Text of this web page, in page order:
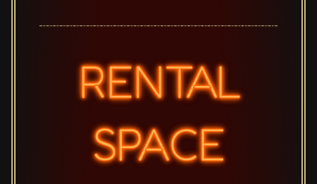
RENTAL
SPACE